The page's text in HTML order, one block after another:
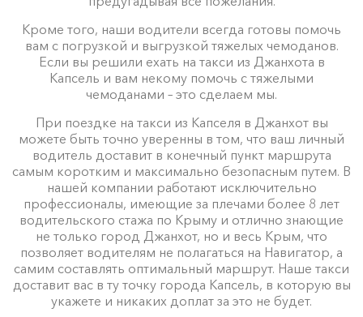
Кроме того, наши водители всегда готовы помочь
вам с погрузкой и выгрузкой тяжелых чемоданов.
Если вы решили ехать на такси из Джанхота в
Капсель и вам некому помочь с тяжелыми
чемоданами – это сделаем мы.
При поездке на такси из Капселя в Джанхот вы
можете быть точно уверенны в том, что ваш личный
водитель доставит в конечный пункт маршрута
самым коротким и максимально безопасным путем. В
нашей компании работают исключительно
профессионалы, имеющие за плечами более 8 лет
водительского стажа по Крыму и отлично знающие
не только город Джанхот, но и весь Крым, что
позволяет водителям не полагаться на Навигатор, а
самим составлять оптимальный маршрут. Наше такси
доставит вас в ту точку города Капсель, в которую вы
укажете и никаких доплат за это не будет.